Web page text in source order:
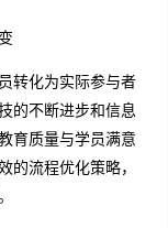
转化为实际参与者
的不断进步和信息
育质量与学员满意
的流程优化策略，